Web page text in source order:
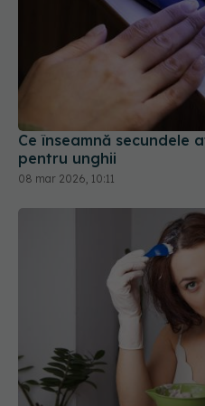
Ce înseamnă secundele
pentru unghii
08 mar 2026, 10:11